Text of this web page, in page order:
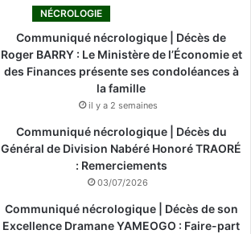
NÉCROLOGIE
Communiqué nécrologique | Décès de
Roger BARRY : Le Ministère de l’Économie et
des Finances présente ses condoléances à
la famille
il y a 2 semaines
Communiqué nécrologique | Décès du
Général de Division Nabéré Honoré TRAORÉ
: Remerciements
03/07/2026
Communiqué nécrologique | Décès de son
Excellence Dramane YAMEOGO : Faire-part